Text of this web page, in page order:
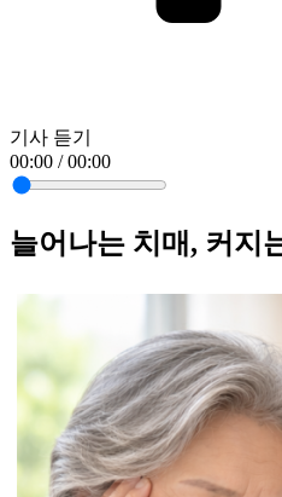
기사 듣기
00:00 / 00:00
늘어나는 치매, 커지